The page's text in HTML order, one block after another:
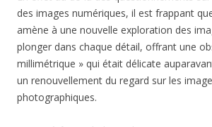
des images numériques, il est frappant
amène à une nouvelle exploration des
plonger dans chaque détail, offrant une
millimétrique » qui était délicate
un renouvellement du regard sur les
photographiques.